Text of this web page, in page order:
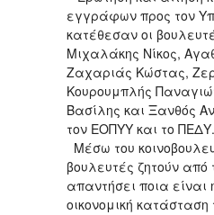
εγγράφων προς τον
κατέθεσαν οι
Μιχαλάκης Νίκος,
Ζαχαριάς Κώστας,
Κουρουμπλής
Βασίλης και Ξανθός
τον ΕΟΠΥΥ και το ΠΕΔΥ.
Μέσω του
βουλευτές ζητούν
απαντήσει ποια είναι
οικονομική